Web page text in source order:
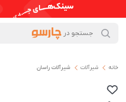
خانه شیرآلات شیرآلات راسان